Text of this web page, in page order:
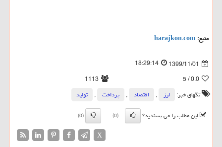
منبع:harajkon.com
1399/11/01
18:29:14
0.0
/ 5
1113
تگهای خبر:
ارز , اقتصاد , پرداخت ,
تولید
این مطلب را می پسندید؟
(0)
(0)
X